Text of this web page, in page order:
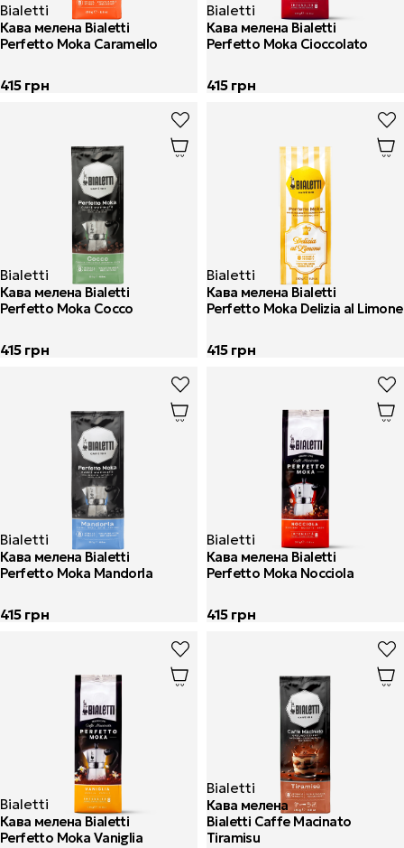
Кава мелена Bialetti
Perfetto Moka Caramello
Bialetti
415грн
Кава мелена Bialetti
Perfetto Moka Cioccolato
Bialetti
415грн
Кава мелена Bialetti
Perfetto Moka Cocco
Bialetti
415грн
Кава мелена Bialetti
Perfetto Moka Delizia al Limone
Bialetti
415грн
Кава мелена Bialetti
Perfetto Moka Mandorla
Bialetti
415грн
Кава мелена Bialetti
Perfetto Moka Nocciola
Bialetti
415грн
Кава мелена Bialetti
Perfetto Moka Vaniglia
Bialetti
Кава мелена
Bialetti Caffe Macinato
Tiramisu
Bialetti